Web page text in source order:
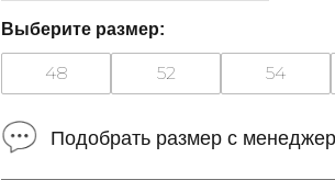
Выберите размер:
48 52 54
Подобрать размер с